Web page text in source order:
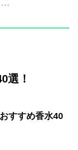
選！
すすめ香水40